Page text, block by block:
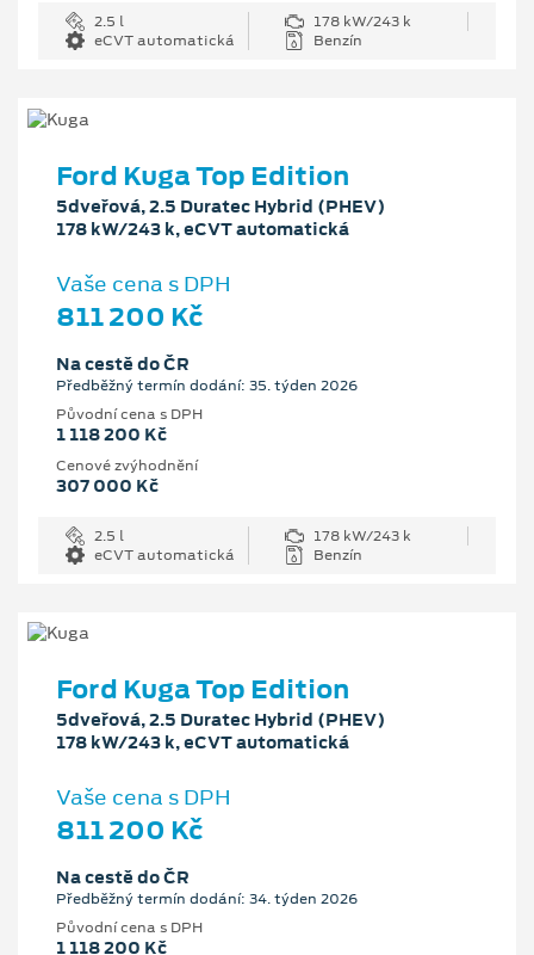
2.5 l
178 kW/243 k
eCVT automatická
Benzín
Ford Kuga Top Edition
5dveřová, 2.5 Duratec Hybrid (PHEV)
178 kW/243 k, eCVT automatická
Vaše cena s DPH
811 200 Kč
Na cestě do ČR
Předběžný termín dodání: 35. týden 2026
Původní cena s DPH
1 118 200 Kč
Cenové zvýhodnění
307 000 Kč
2.5 l
178 kW/243 k
eCVT automatická
Benzín
Ford Kuga Top Edition
5dveřová, 2.5 Duratec Hybrid (PHEV)
178 kW/243 k, eCVT automatická
Vaše cena s DPH
811 200 Kč
Na cestě do ČR
Předběžný termín dodání: 34. týden 2026
Původní cena s DPH
1 118 200 Kč